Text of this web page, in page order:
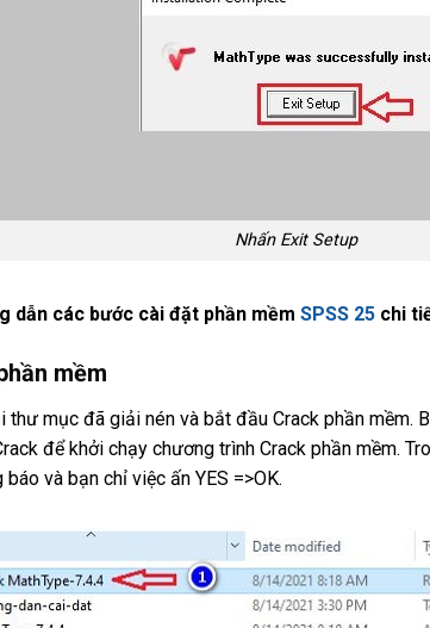
Nhấn Exit Setup
dẫn các bước cài đặt phần mềm SPSS 25 chi
mềm
thư mục đã giải nén và bắt đầu Crack phần mềm.
để khởi chạy chương trình Crack phần mềm.
và bạn chỉ việc ấn YES =>OK.